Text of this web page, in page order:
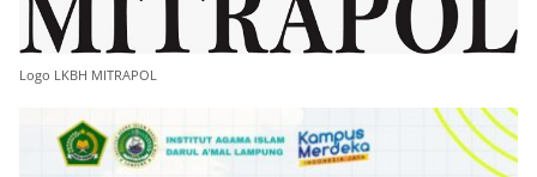
Logo LKBH MITRAPOL